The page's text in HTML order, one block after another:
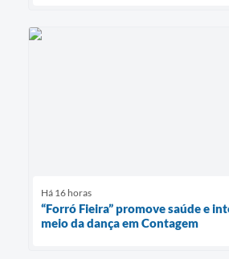
Há 16 horas
“Forró Fieira” promove saúde e
meio da dança em Contagem